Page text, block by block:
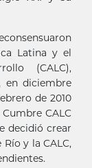
Latina y el
(CALC),
en diciembre
de 2010
CALC
decidió crear
y la CALC,